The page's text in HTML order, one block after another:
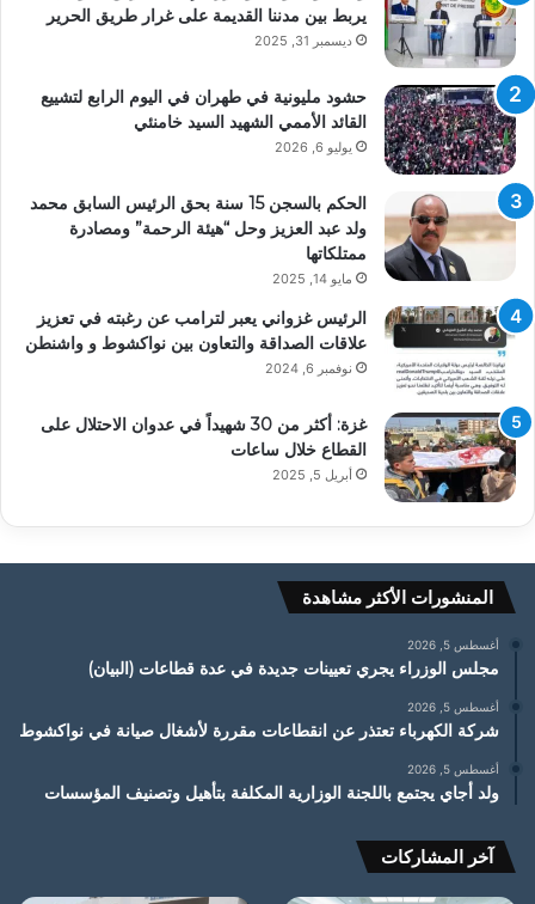
يربط بين مدننا القديمة على غرار طريق الحرير
ديسمبر 31, 2025
حشود مليونية في طهران في اليوم الرابع لتشييع
القائد الأممي الشهيد السيد خامنئي
يوليو 6, 2026
الحكم بالسجن 15 سنة بحق الرئيس السابق محمد
ولد عبد العزيز وحل “هيئة الرحمة” ومصادرة
ممتلكاتها
مايو 14, 2025
الرئيس غزواني يعبر لترامب عن رغبته في تعزيز
علاقات الصداقة والتعاون بين نواكشوط و واشنطن
نوفمبر 6, 2024
غزة: أكثر من 30 شهيداً في عدوان الاحتلال على
القطاع خلال ساعات
أبريل 5, 2025
المنشورات الأكثر مشاهدة
أغسطس 5, 2026
مجلس الوزراء يجري تعيينات جديدة في عدة قطاعات (البيان)
أغسطس 5, 2026
شركة الكهرباء تعتذر عن انقطاعات مقررة لأشغال صيانة في نواكشوط
أغسطس 5, 2026
ولد أجاي يجتمع باللجنة الوزارية المكلفة بتأهيل وتصنيف المؤسسات
آخر المشاركات